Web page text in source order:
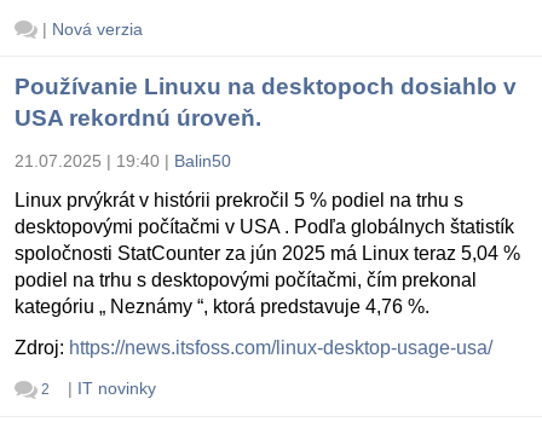
| Nová verzia
Používanie Linuxu na desktopoch dosiahlo v
USA rekordnú úroveň.
21.07.2025 | 19:40 | Balin50
Linux prvýkrát v histórii prekročil 5 % podiel na trhu s
desktopovými počítačmi v USA . Podľa globálnych štatistík
spoločnosti StatCounter za jún 2025 má Linux teraz 5,04 %
podiel na trhu s desktopovými počítačmi, čím prekonal
kategóriu „ Neznámy “, ktorá predstavuje 4,76 %.
Zdroj: https://news.itsfoss.com/linux-desktop-usage-usa/
2 | IT novinky